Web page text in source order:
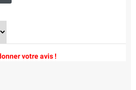
votre avis !